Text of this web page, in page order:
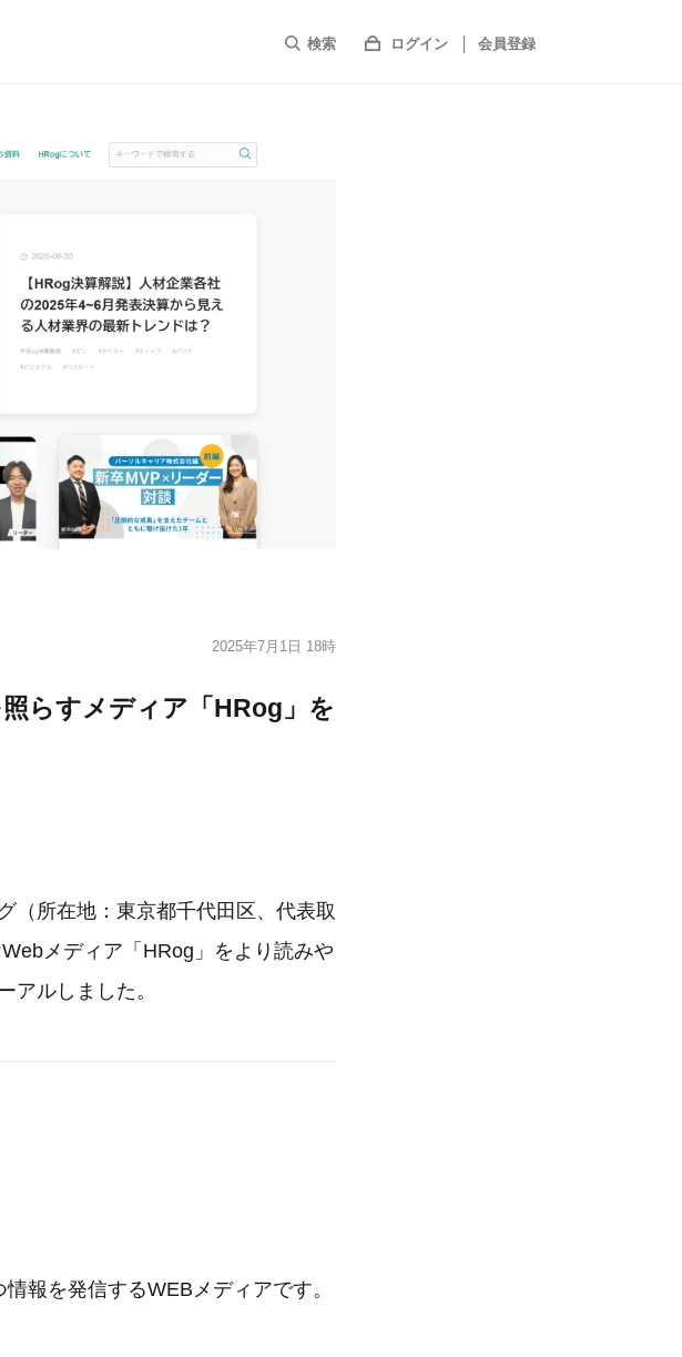
検索 ログイン 会員登録
2025年7月1日 18時
らすメディア「HRog」を
（所在地：東京都千代田区、代表取
メディア「HRog」をより読みや
アルしました。
報を発信するWEBメディアです。